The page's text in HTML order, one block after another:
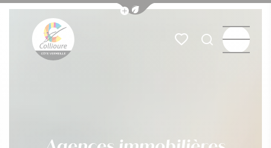
Afficher la barre de navigation du
Mes favoris
Je
Menu